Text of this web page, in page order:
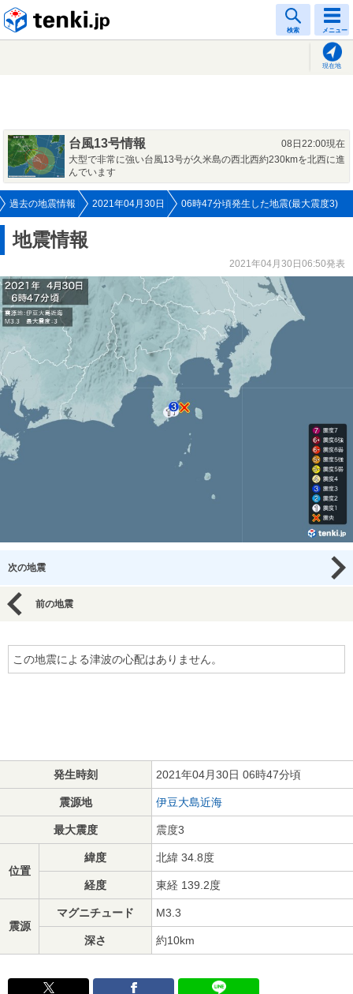
検索 メニュー
現在地
台風13号情報
08日22:00現在
大型で非常に強い台風13号が久米島の西北西約230kmを北西に進
んでいます
過去の地震情報 2021年04月30日 06時47分頃発生した地震(最大震度3)
地震情報
2021年04月30日06:50発表
次の地震
前の地震
この地震による津波の心配はありません。
発生時刻 2021年04月30日 06時47分頃
震源地 伊豆大島近海
最大震度 震度3
位置
緯度 北緯 34.8度
経度 東経 139.2度
震源
マグニチュード M3.3
深さ 約10km